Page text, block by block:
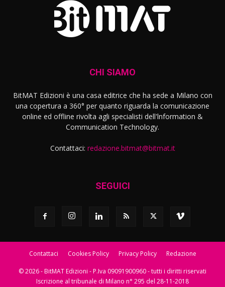
CHI SIAMO
BitMAT Edizioni è una casa editrice che ha sede a Milano con
una copertura a 360° per quanto riguarda la comunicazione
online ed offline rivolta agli specialisti dell'lnformation &
Communication Technology.
Contattaci: redazione.bitmat@bitmat.it
SEGUICI
Contattaci Cookies Policy Privacy Policy Redazione
© 2026 - BitMAT Edizioni - P.Iva 09091900960 - tutti i diritti riservati
Iscrizione al tribunale di Milano n° 295 del 28-11-2018